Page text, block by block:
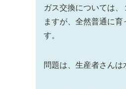
ガス交換については
ますが、全然普通に
す。
問題は、生産者さん